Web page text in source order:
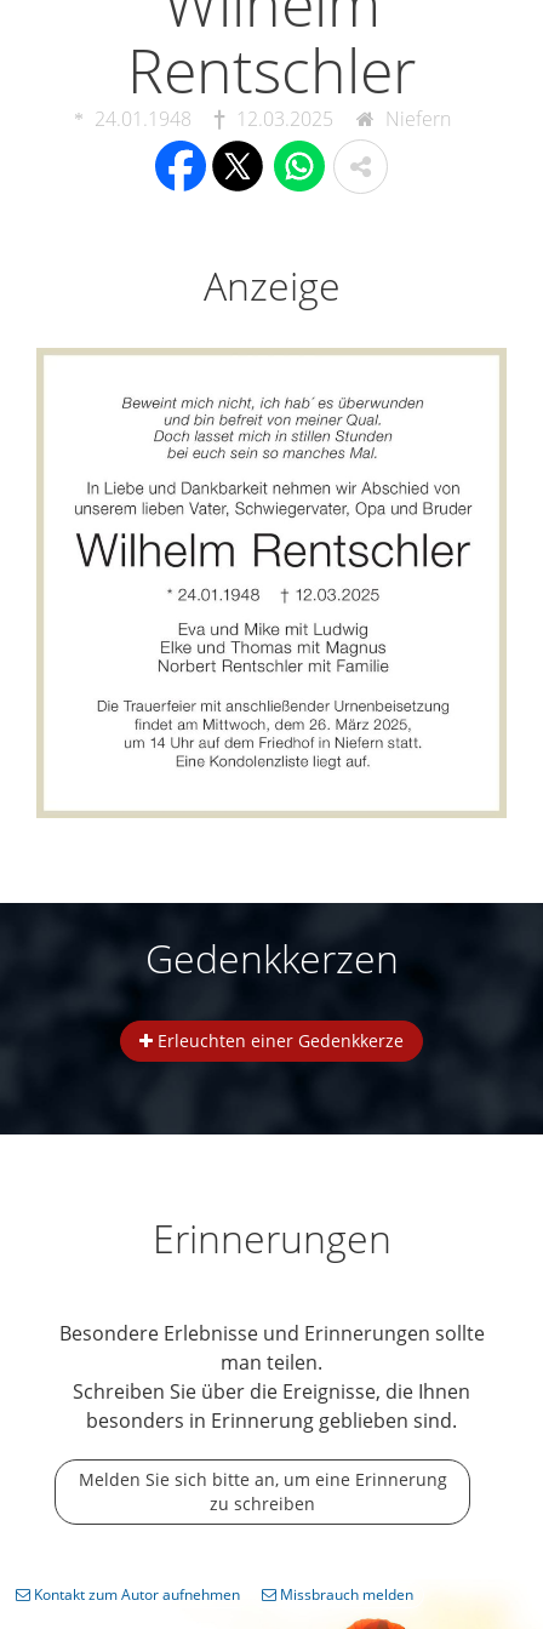
Rentschler
24.01.1948 12.03.2025 Niefern
Anzeige
Gedenkkerzen
Erleuchten einer Gedenkkerze
Erinnerungen
Besondere Erlebnisse und Erinnerungen sollte
man teilen.
Schreiben Sie über die Ereignisse, die Ihnen
besonders in Erinnerung geblieben sind.
Melden Sie sich bitte an, um eine Erinnerung
zu schreiben
Kontakt zum Autor aufnehmen Missbrauch melden